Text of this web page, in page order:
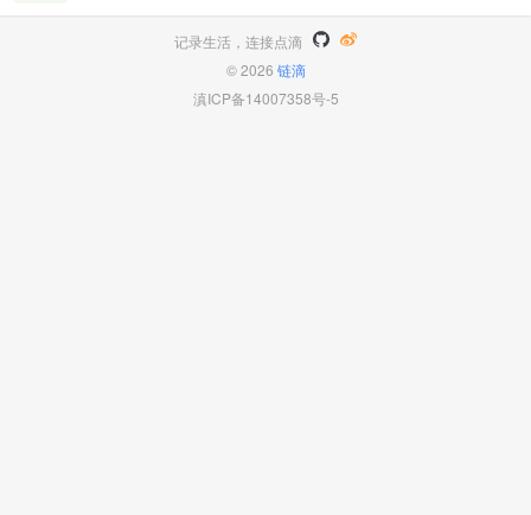
记录生活，连接点滴
© 2026 链滴
滇ICP备14007358号-5